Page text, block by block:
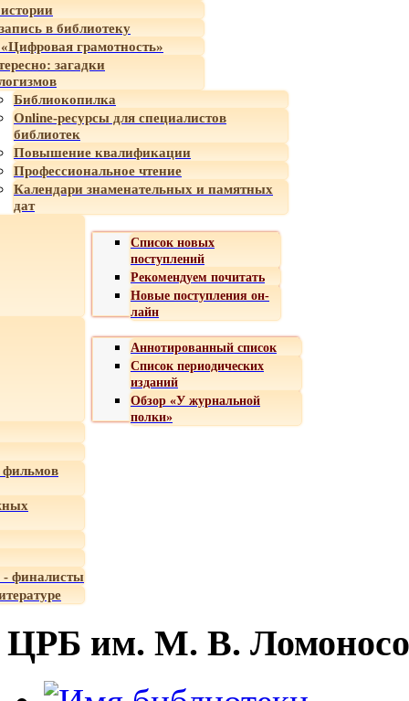
в библиотеку
грамотность»
загадки
Библиокопилка
Online-ресурсы для специалистов
библиотек
Повышение квалификации
Профессиональное чтение
Календари знаменательных и памятных
дат
Список новых
поступлений
Рекомендуем почитать
Новые поступления он-
лайн
Аннотированный список
Список периодических
изданий
Обзор «У журнальной
полки»
- финалисты
ЦРБ им. М. В.